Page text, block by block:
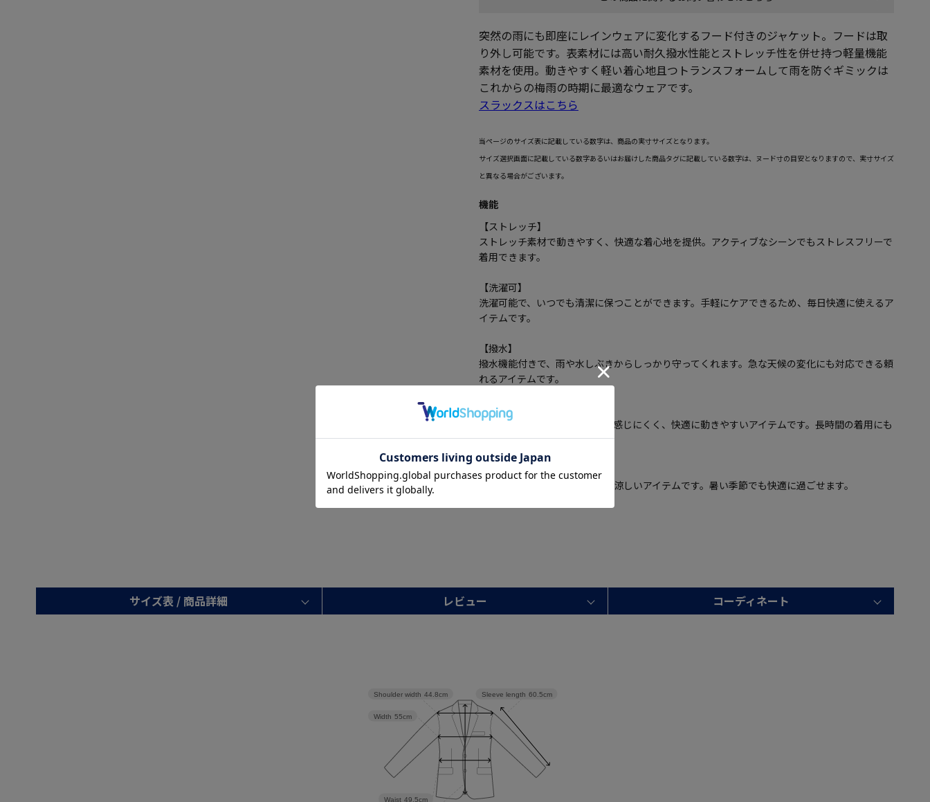
突然の雨にも即座にレインウェアに変化するフード付きのジャケット。フードは取
り外し可能です。表素材には高い耐久撥水性能とストレッチ性を併せ持つ軽量機能
素材を使用。動きやすく軽い着心地且つトランスフォームして雨を防ぐギミックは
これからの梅雨の時期に最適なウェアです。
スラックスはこちら
当ページのサイズ表に記載している数字は、商品の実寸サイズとなります。
サイズ選択画面に記載している数字あるいはお届けした商品タグに記載している数字は、ヌード寸の目安となりますので、実寸サイズ
と異なる場合がございます。
機能
【ストレッチ】
ストレッチ素材で動きやすく、快適な着心地を提供。アクティブなシーンでもストレスフリーで
着用できます。
【洗濯可】
洗濯可能で、いつでも清潔に保つことができます。手軽にケアできるため、毎日快適に使えるア
イテムです。
【撥水】
撥水機能付きで、雨や水しぶきからしっかり守ってくれます。急な天候の変化にも対応できる頼
れるアイテムです。
【軽量】
軽量設計で、着用しても重さを感じにくく、快適に動きやすいアイテムです。長時間の着用にも
適しています。
【春夏】
春夏シーズンに最適な軽やかで涼しいアイテムです。暑い季節でも快適に過ごせます。
サイズ表 / 商品詳細 レビュー コーディネート
Sleeve length 60.5cm
Waist 49.5cm
Width 55cm
Shoulder width 44.8cm